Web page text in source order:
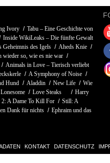
Ivory
Tabu – Eine Geschichte von
Inside WikiLeaks – Die fünfte Gewalt
Geheimnis des Igels
Aheds Knie
wieder so, wie es nie war
Animals in Love – Tierisch verliebt
A Symphony of Noise
Hund Aladdin New Life
Wie
Lonesome Love Steaks
Harry
A Dame To Kill For
Still: A
Dank für nichts
Ephraim und das
KONTAKT DATENSCHUTZ